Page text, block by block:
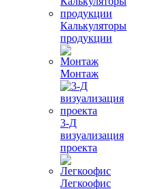
Калькуляторы
продукции
Монтаж
3-Д
визуализация
проекта
Легкоофис